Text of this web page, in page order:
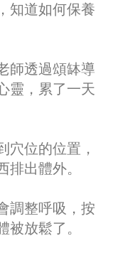
知道如何保養
師透過頌缽導
靈，累了一天
穴位的位置，
排出體外。
調整呼吸，按
被放鬆了。